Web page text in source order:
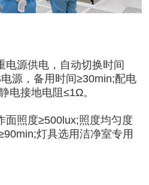
电源供电，自动切换时间
源，备用时间≥30min;配电
电接地电阻≤1Ω。
面照度≥500lux;照度均匀度
灯具选用洁净室专用